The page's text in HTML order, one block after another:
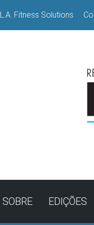
L.A. Fitness Solutions
SOBRE EDIÇÕES